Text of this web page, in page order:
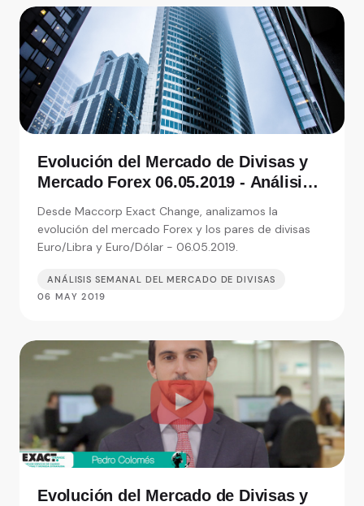
Evolución del Mercado de Divisas y
Mercado Forex 06.05.2019 - Análisis
de moneda
Desde Maccorp Exact Change, analizamos la
evolución del mercado Forex y los pares de divisas
Euro/Libra y Euro/Dólar - 06.05.2019.
ANÁLISIS SEMANAL DEL MERCADO DE DIVISAS
06 MAY 2019
Evolución del Mercado de Divisas y